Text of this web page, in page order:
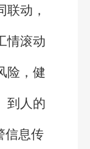
动，
情滚动
险，健
到人的
信息传